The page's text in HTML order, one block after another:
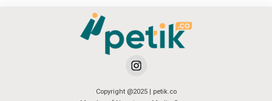
Copyright @2025 | petik.co